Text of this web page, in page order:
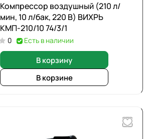
Компрессор воздушный (210 л/
мин, 10 л/бак, 220 В) ВИХРЬ
КМП-210/10 74/3/1
0 Есть в наличии
В корзину
В корзине